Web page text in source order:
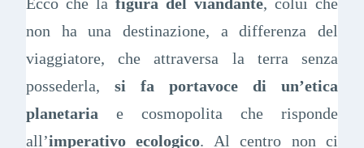
non ha una destinazione, a differenza del
viaggiatore, che attraversa la terra senza
possederla, si fa portavoce di un’etica
planetaria e cosmopolita che risponde
all’imperativo ecologico. Al centro non ci